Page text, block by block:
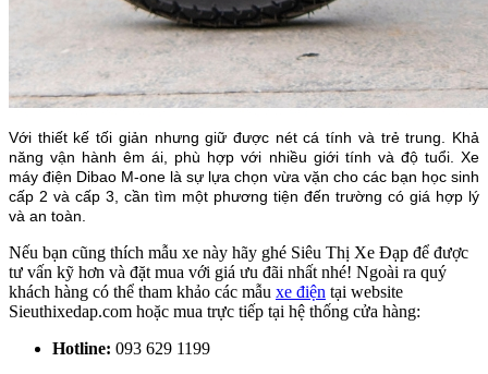
Với thiết kế tối giản nhưng giữ được nét cá tính và trẻ trung. Khả
năng vận hành êm ái, phù hợp với nhiều giới tính và độ tuổi. Xe
máy điện Dibao M-one là sự lựa chọn vừa vặn cho các bạn học sinh
cấp 2 và cấp 3, cần tìm một phương tiện đến trường có giá hợp lý
và an toàn.
Nếu bạn cũng thích mẫu xe này hãy ghé Siêu Thị Xe Đạp để được
tư vấn kỹ hơn và đặt mua với giá ưu đãi nhất nhé! Ngoài ra quý
khách hàng có thể tham khảo các mẫu xe điện tại website
Sieuthixedap.com hoặc mua trực tiếp tại hệ thống cửa hàng:
Hotline: 093 629 1199